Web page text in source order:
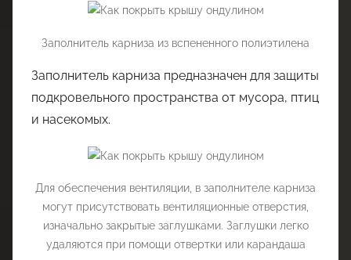
Заполнитель карниза из вспененного полиэтилена
Заполнитель карниза предназначен для защиты
подкровельного пространства от мусора, птиц
и насекомых.
Для обеспечения вентиляции, в заполнителе карниза
могут присутствовать вентиляционные отверстия,
изначально закрытые заглушками. Заглушки легко
удаляются при помощи отвертки или карандаша